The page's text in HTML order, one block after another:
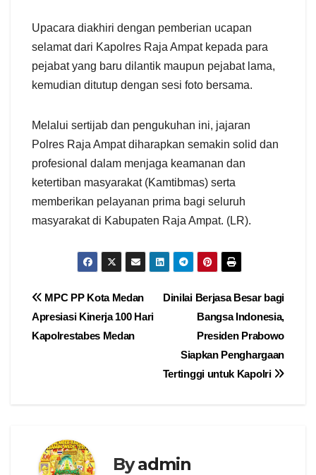
Upacara diakhiri dengan pemberian ucapan
selamat dari Kapolres Raja Ampat kepada para
pejabat yang baru dilantik maupun pejabat lama,
kemudian ditutup dengan sesi foto bersama.
Melalui sertijab dan pengukuhan ini, jajaran
Polres Raja Ampat diharapkan semakin solid dan
profesional dalam menjaga keamanan dan
ketertiban masyarakat (Kamtibmas) serta
memberikan pelayanan prima bagi seluruh
masyarakat di Kabupaten Raja Ampat. (LR).
Navigasi
pos
Dinilai Berjasa Besar bagi
Bangsa Indonesia,
Presiden Prabowo
Siapkan Penghargaan
Tertinggi untuk Kapolri
MPC PP Kota Medan
Apresiasi Kinerja 100 Hari
Kapolrestabes Medan
Byadmin